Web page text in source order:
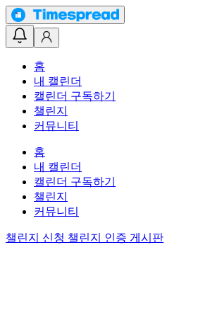
홈
내 캘린더
캘린더 구독하기
챌린지
커뮤니티
홈
내 캘린더
캘린더 구독하기
챌린지
커뮤니티
챌린지 신청 챌린지 인증 게시판